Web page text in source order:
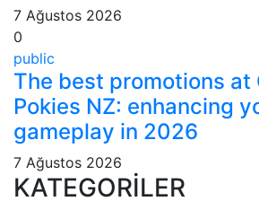
7 Ağustos 2026
0
public
The best promotions at
Pokies NZ: enhancing
gameplay in 2026
7 Ağustos 2026
KATEGORİLER